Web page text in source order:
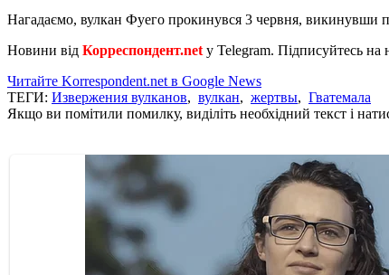
Нагадаємо, вулкан Фуего прокинувся 3 червня, викинувши
Новини від Корреспондент.net у Telegram. Підписуйтесь на
Читайте Korrespondent.net в Google News
ТЕГИ: Извержения вулканов, вулкан, жертвы, Гватемала
Якщо ви помітили помилку, виділіть необхідний текст і